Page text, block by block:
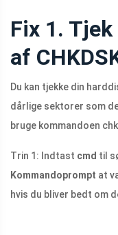
Fix 1.
af
Du kan tjekke din
dårlige sektorer som
bruge kommandoen
Trin 1: Indtast cmd til
Kommandoprompt at
hvis du bliver bedt om